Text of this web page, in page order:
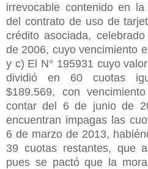
irrevocable contenido en
del contrato de uso de
crédito asociada,
de 2006, cuyo vencimiento
y c) El N° 195931 cuyo
dividió en 60 cuotas
$189.569, con
contar del 6 de junio de
encuentran impagas las
6 de marzo de 2013,
39 cuotas restantes, que
pues se pactó que la